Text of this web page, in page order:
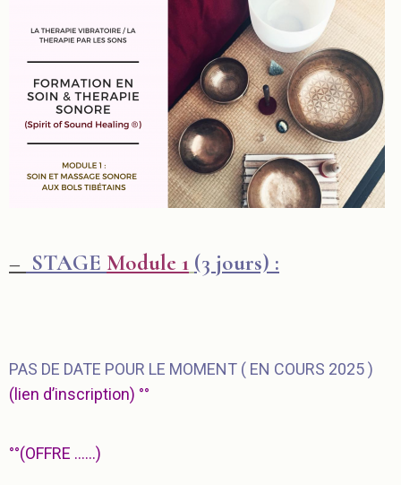
– STAGE Module 1 (3 jours) :
PAS DE DATE POUR LE MOMENT ( EN COURS 2025 )
( lien d’inscription) °°
°°(OFFRE ……)